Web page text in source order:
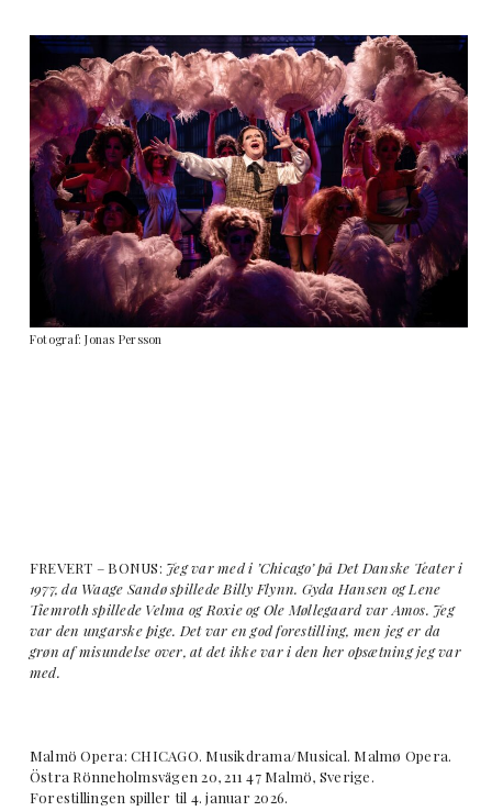
Fotograf: Jonas Persson
FREVERT – BONUS: Jeg var med i ’Chicago’ på Det Danske Teater i
1977, da Waage Sandø spillede Billy Flynn. Gyda Hansen og Lene
Tiemroth spillede Velma og Roxie og Ole Møllegaard var Amos. Jeg
var den ungarske pige. Det var en god forestilling, men jeg er da
grøn af misundelse over, at det ikke var i den her opsætning jeg var
med.
Malmö Opera: CHICAGO. Musikdrama/Musical. Malmø Opera.
Östra Rönneholmsvägen 20, 211 47 Malmö, Sverige.
Forestillingen spiller til 4. januar 2026.